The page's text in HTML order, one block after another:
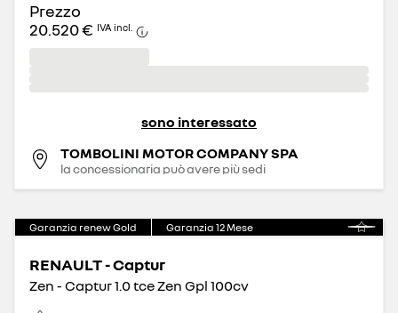
Prezzo
20.520 € IVA incl.
sono interessato
TOMBOLINI MOTOR COMPANY SPA
la concessionaria può avere più sedi
Garanzia renew Gold Garanzia 12Mese
RENAULT - Captur
Zen - Captur 1.0 tce Zen Gpl 100cv